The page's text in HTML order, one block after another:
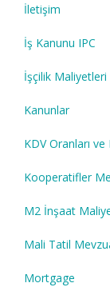
İletişim
İş Kanunu IPC
İşçilik Maliyetleri
Kanunlar
KDV Oranları ve
Kooperatifler
M2 İnşaat
Mali Tatil
Mortgage